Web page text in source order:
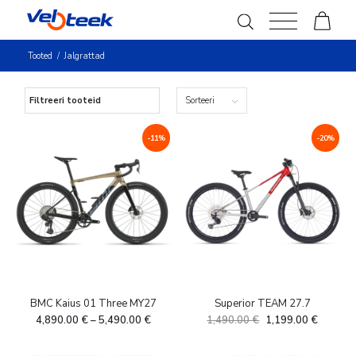
Tooted / Jalgrattad
Filtreeri tooteid
(101)
Tootekategooriad
Elektrirattad(12) Eraldistardirattad(5)
Gravel Hübriidrattad(17)
Maanteerattad (35) Maastikurattad (23)
Sorteeri
-11%
BMC Kaius 01 Three MY27
4,890.00 €–5,490.00 €
-20%
Superior TEAM 27.7
1,490.00€ Algne
1,199.00 €Current